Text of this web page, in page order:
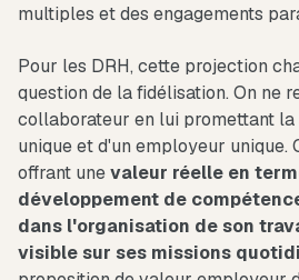
multiples et des engagements
Pour les DRH, cette projection
question de la fidélisation. On ne
collaborateur en lui promettant
unique et d'un employeur unique.
offrant unevaleur réelle en
développement de
dans l'organisation de son
visible sur ses missions